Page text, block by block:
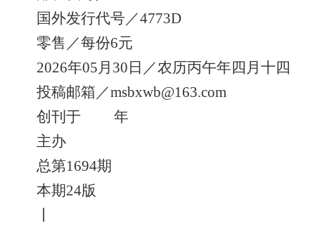
国外发行代号／4773D
零售／每份6元
2026年05月30日／农历丙午年四月十四
投稿邮箱／msbxwb@163.com
创刊于 年
主办
总第1694期
本期24版